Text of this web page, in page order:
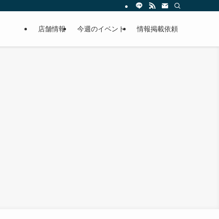
店舗情報 今週のイベント 情報掲載依頼